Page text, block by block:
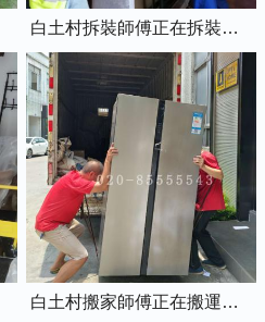
白土村拆裝師傅正在拆裝家具
白土村搬家師傅正在搬運冰箱上樓